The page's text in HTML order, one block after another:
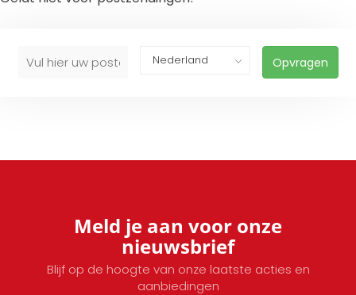
Opvragen
Meld je aan voor onze
nieuwsbrief
Blijf op de hoogte van onze laatste acties en
aanbiedingen